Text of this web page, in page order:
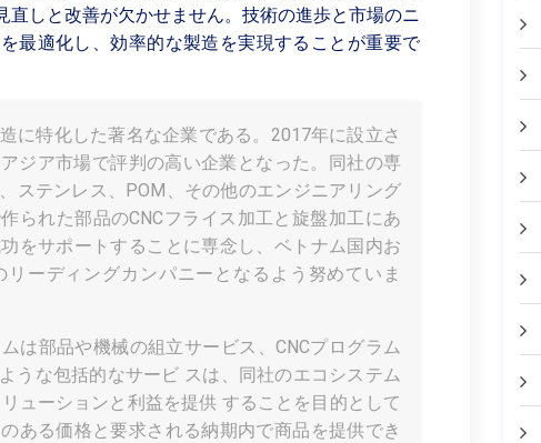
直しと改善が欠かせません。技術の進歩と市場のニ
最適化し、効率的な製造を実現することが重要で
に特化した著名な企業である。2017年に設立さ
ジア市場で評判の高い企業となった。同社の専
ステンレス、POM、その他のエンジニアリング
られた部品のCNCフライス加工と旋盤加工にあ
をサポートすることに専念し、ベトナム国内お
ーディングカンパニーとなるよう努めていま
は部品や機械の組立サービス、CNCプログラム
うな包括的なサービ スは、同社のエコシステム
ューションと利益を提供 することを目的として
ある価格と要求される納期内で商品を提供でき